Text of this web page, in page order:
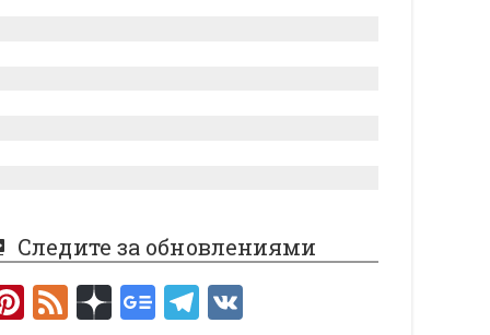
Следите за обновлениями
Pi F